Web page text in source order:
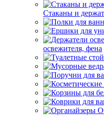
Стаканы и
освежителя, фена